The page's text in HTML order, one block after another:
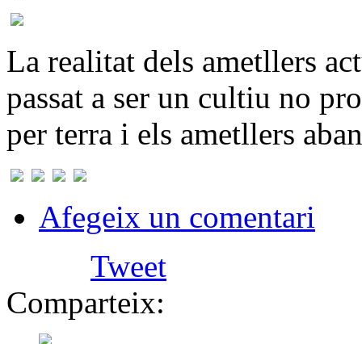
La realitat dels ametllers
passat a ser un cultiu no
per terra i els ametllers
Afegeix un comentari
Tweet
Comparteix: